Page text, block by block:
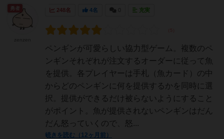
248名 4名 充実
ペンギンが可愛らしい協力型ゲーム。複数のペ
ンギンそれぞれが注文するオーダーに従って魚
を提供。各プレイヤーは手札（魚カード）の中
からどのペンギンに何を提供するかを同時に選
択。提供ができるだけ被らないようにすること
がポイント。魚が提供されないペンギンはだん
だん怒っていくので、怒...
続きを読む（12ヶ月前）
勇者